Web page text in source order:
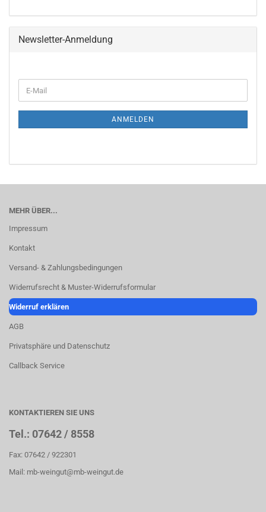
Newsletter-Anmeldung
ANMELDEN
MEHR ÜBER...
Impressum
Kontakt
Versand- & Zahlungsbedingungen
Widerrufsrecht & Muster-Widerrufsformular
Widerruf erklären
AGB
Privatsphäre und Datenschutz
Callback Service
KONTAKTIEREN SIE UNS
Tel.: 07642 / 8558
Fax: 07642 / 922301
Mail: mb-weingut@mb-weingut.de